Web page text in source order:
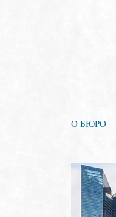
О БЮРО